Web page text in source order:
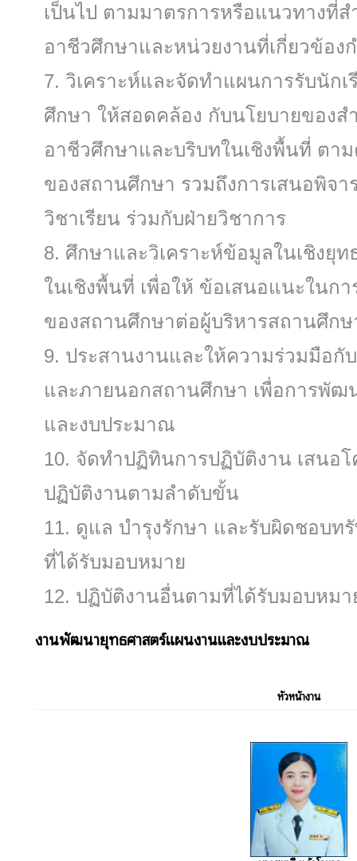
เป็นไป ตามมาตรการหรือแนวทางที่
อาชีวศึกษาและหน่วยงานที่เกี่ยวข้อง
วิเคราะห์และจัดทําแผนการรับนัก
ศึกษา ให้สอดคล้อง กับนโยบายของ
อาชีวศึกษาและบริบทในเชิงพื้นที่ ตา
ของสถานศึกษา รวมถึงการเสนอพิจา
วิชาเรียน ร่วมกับฝ่ายวิชาการ
ศึกษาและวิเคราะห์ข้อมูลในเชิงยุ
ในเชิงพื้นที่ เพื่อให้ ข้อเสนอแนะในก
ของสถานศึกษาต่อผู้บริหารสถานศึกษ
ประสานงานและให้ความร่วมมือกั
และภายนอกสถานศึกษา เพื่อการพัฒ
และงบประมาณ
จัดทําปฏิทินการปฏิบัติงาน เสนอโ
ปฏิบัติงานตามลําดับขั้น
ดูแล บํารุงรักษา และรับผิดชอบ
ที่ได้รับมอบหมาย
ปฏิบัติงานอื่นตามที่ได้รับมอบหมา